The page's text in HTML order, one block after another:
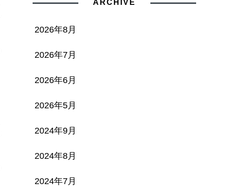
ARCHIVE
2026年8月
2026年7月
2026年6月
2026年5月
2024年9月
2024年8月
2024年7月